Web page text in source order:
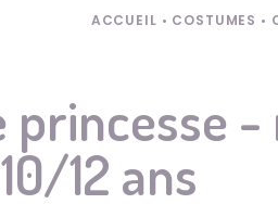
Ballons
Décoration
ACCUEIL • COSTUMES •
princesse -
12 ans